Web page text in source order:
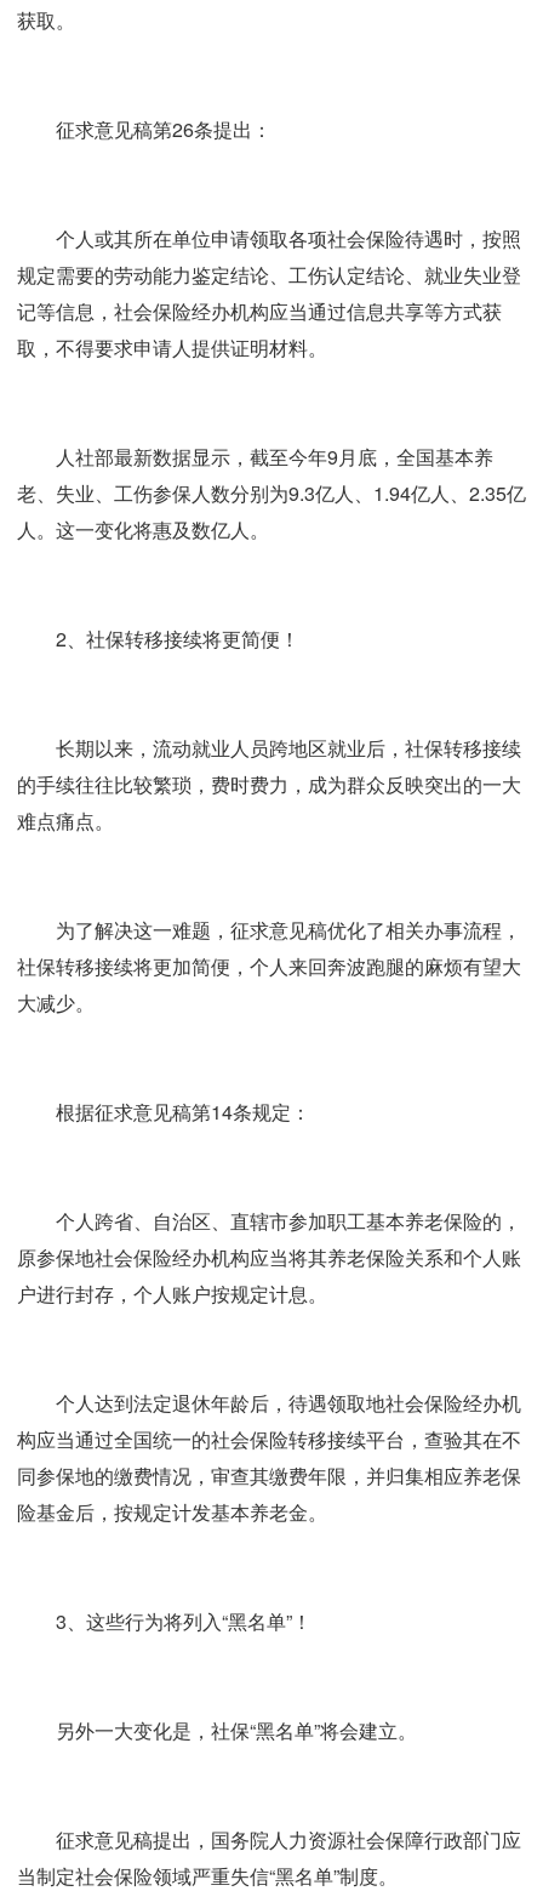
获取。
征求意见稿第26条提出：
个人或其所在单位申请领取各项社会保险待遇时，按照
规定需要的劳动能力鉴定结论、工伤认定结论、就业失业登
记等信息，社会保险经办机构应当通过信息共享等方式获
取，不得要求申请人提供证明材料。
人社部最新数据显示，截至今年9月底，全国基本养
老、失业、工伤参保人数分别为9.3亿人、1.94亿人、2.35亿
人。这一变化将惠及数亿人。
2、社保转移接续将更简便！
长期以来，流动就业人员跨地区就业后，社保转移接续
的手续往往比较繁琐，费时费力，成为群众反映突出的一大
难点痛点。
为了解决这一难题，征求意见稿优化了相关办事流程，
社保转移接续将更加简便，个人来回奔波跑腿的麻烦有望大
大减少。
根据征求意见稿第14条规定：
个人跨省、自治区、直辖市参加职工基本养老保险的，
原参保地社会保险经办机构应当将其养老保险关系和个人账
户进行封存，个人账户按规定计息。
个人达到法定退休年龄后，待遇领取地社会保险经办机
构应当通过全国统一的社会保险转移接续平台，查验其在不
同参保地的缴费情况，审查其缴费年限，并归集相应养老保
险基金后，按规定计发基本养老金。
3、这些行为将列入“黑名单”！
另外一大变化是，社保“黑名单”将会建立。
征求意见稿提出，国务院人力资源社会保障行政部门应
当制定社会保险领域严重失信“黑名单”制度。